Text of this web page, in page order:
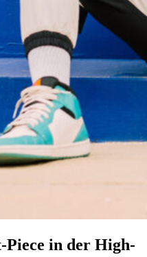
Piece in der High-